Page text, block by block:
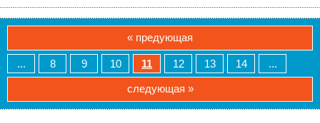
« предующая
... 8 9 10 11 12 13 14 ...
следующая »